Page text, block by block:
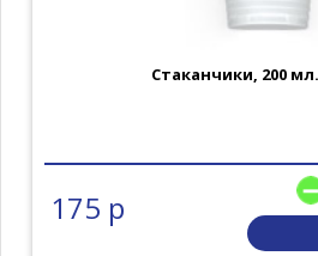
Стаканчики, 200
175 р